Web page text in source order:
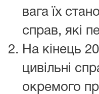
вага їх
справ, які
На кінець
цивільні
окремого